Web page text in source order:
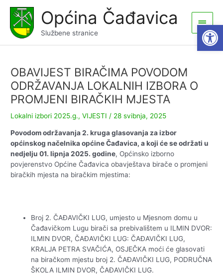
content
Općina Čađavica
Službene stranice
Main
Menu
OBAVIJEST BIRAČIMA POVODOM
ODRŽAVANJA LOKALNIH IZBORA O
PROMJENI BIRAČKIH MJESTA
Lokalni izbori 2025.g.,VIJESTI / 28 svibnja, 2025
Povodom održavanja 2. kruga glasovanja za izbor
općinskog načelnika općine Čađavica, a koji će se održati u
nedjelju 01. lipnja 2025. godine, Općinsko izborno
povjerenstvo Općine Čađavica obavještava birače o promjeni
biračkih mjesta na biračkim mjestima:
Broj 2. ČAĐAVIČKI LUG, umjesto u Mjesnom domu u
Čađavičkom Lugu birači sa prebivalištem u ILMIN DVOR:
ILMIN DVOR, ČAĐAVIČKI LUG: ČAĐAVIČKI LUG,
KRALJA PETRA SVAČIĆA, OSJEČKA moći će glasovati
na biračkom mjestu broj 2. ČAĐAVIČKI LUG, PODRUČNA
ŠKOLA ILMIN DVOR, ČAĐAVIČKI LUG.